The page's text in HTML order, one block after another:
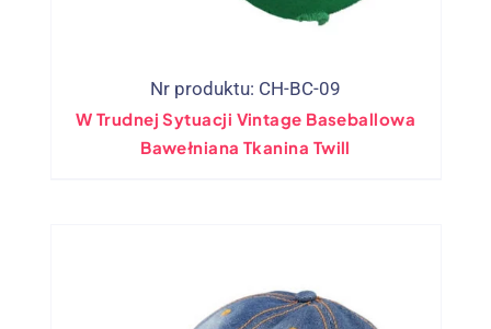
Nr produktu: CH-BC-09
W Trudnej Sytuacji Vintage Baseballowa
Bawełniana Tkanina Twill